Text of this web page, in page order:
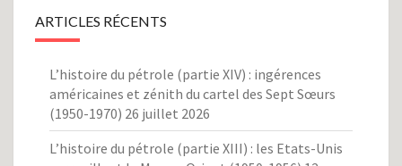
ARTICLES RÉCENTS
L’histoire du pétrole (partie XIV) : ingérences
américaines et zénith du cartel des Sept Sœurs
(1950-1970) 26 juillet 2026
L’histoire du pétrole (partie XIII) : les Etats-Unis